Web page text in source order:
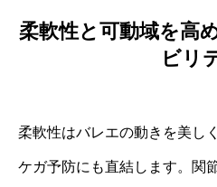
柔軟性と可動域を高
ビリ
柔軟性はバレエの動きを美し
ケガ予防にも直結します。関